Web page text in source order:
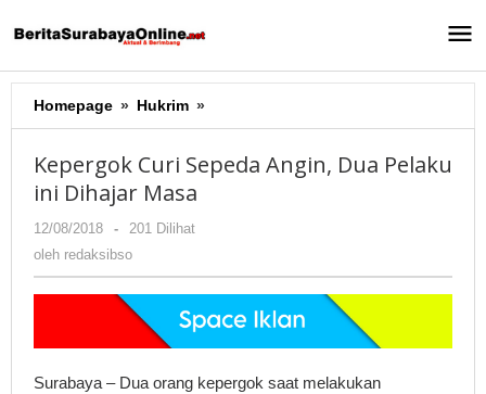
ke
Homepage » Hukrim »
Curi
Angin,
Kepergok Curi Sepeda Angin, Dua Pelaku
ini Dihajar Masa
12/08/2018
oleh
redaksibso
-
201 Dilihat
oleh redaksibso
Surabaya – Dua orang kepergok saat melakukan